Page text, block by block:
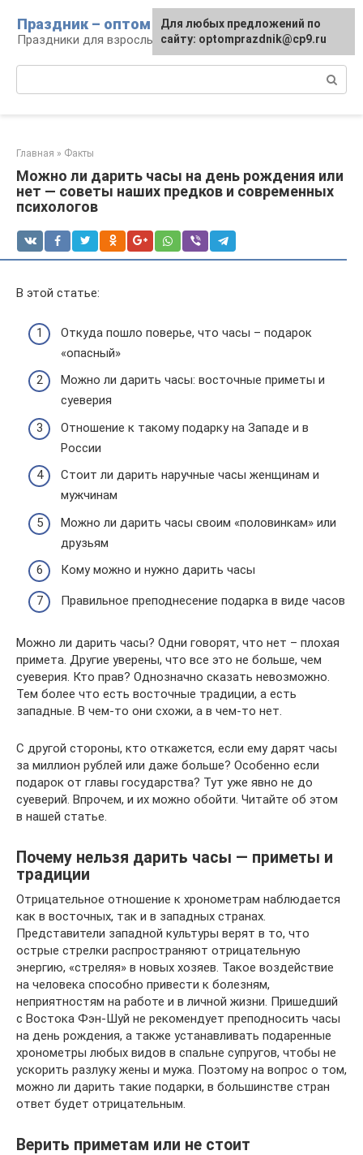
контенту
Праздник – оптом
Праздники для взрослых и детей
Главная » Факты
Можно ли дарить часы на день рождения или
нет — советы наших предков и современных
психологов
В этой статье:
Откуда пошло поверье, что часы – подарок
«опасный»
Можно ли дарить часы: восточные приметы и
суеверия
Отношение к такому подарку на Западе и в
России
Стоит ли дарить наручные часы женщинам и
мужчинам
Можно ли дарить часы своим «половинкам» или
друзьям
Кому можно и нужно дарить часы
Правильное преподнесение подарка в виде часов
Можно ли дарить часы? Одни говорят, что нет – плохая
примета. Другие уверены, что все это не больше, чем
суеверия. Кто прав? Однозначно сказать невозможно.
Тем более что есть восточные традиции, а есть
западные. В чем-то они схожи, а в чем-то нет.
С другой стороны, кто откажется, если ему дарят часы
за миллион рублей или даже больше? Особенно если
подарок от главы государства? Тут уже явно не до
суеверий. Впрочем, и их можно обойти. Читайте об этом
в нашей статье.
Почему нельзя дарить часы — приметы и
традиции
Отрицательное отношение к хронометрам наблюдается
как в восточных, так и в западных странах.
Представители западной культуры верят в то, что
острые стрелки распространяют отрицательную
энергию, «стреляя» в новых хозяев. Такое воздействие
на человека способно привести к болезням,
неприятностям на работе и в личной жизни. Пришедший
с Востока Фэн-Шуй не рекомендует преподносить часы
на день рождения, а также устанавливать подаренные
хронометры любых видов в спальне супругов, чтобы не
ускорить разлуку жены и мужа. Поэтому на вопрос о том,
можно ли дарить такие подарки, в большинстве стран
ответ будет отрицательным.
Верить приметам или не стоит
Для любых предложений по
сайту: optomprazdnik@cp9.ru